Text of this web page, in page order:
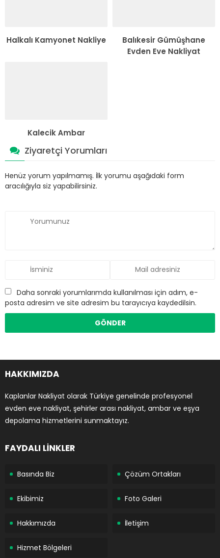
Halkalı Kamyonet Nakliye
Balıkesir Gümüşhane
Evden Eve Nakliyat
Kalecik Ambar
Ziyaretçi Yorumları
Henüz yorum yapılmamış. İlk yorumu aşağıdaki form
aracılığıyla siz yapabilirsiniz.
Daha sonraki yorumlarımda kullanılması için adım, e-
posta adresim ve site adresim bu tarayıcıya kaydedilsin.
HAKKIMIZDA
Kaplanlar Nakliyat olarak Türkiye genelinde profesyonel
evden eve nakliyat, şehirler arası nakliyat, ambar ve eşya
depolama hizmetlerini sunmaktayız.
FAYDALI LİNKLER
Basında Biz Çözüm Ortakları
Ekibimiz Foto Galeri
Hakkımızda İletişim
Hizmet Bölgeleri